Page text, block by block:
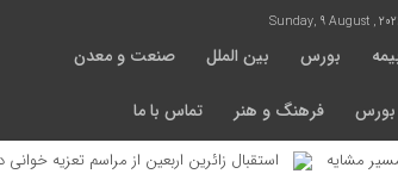
Sunday, 9 August ,
بورس بین الملل صنعت و معدن
بورس فرهنگ و هنر تماس با ما
استقبال زائرین اربعین از مراسم تعزیه خوانی در